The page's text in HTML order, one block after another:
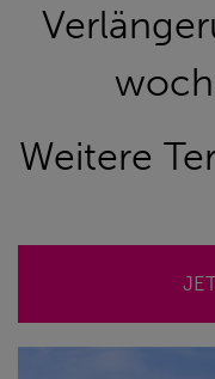
Weitere